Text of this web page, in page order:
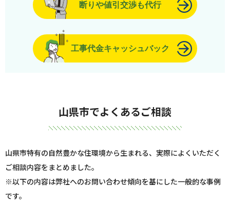
断りや値引交渉も代行
工事代金キャッシュバック
山県市でよくあるご相談
山県市特有の自然豊かな住環境から生まれる、実際によくいただく
ご相談内容をまとめました。
※以下の内容は弊社へのお問い合わせ傾向を基にした一般的な事例
です。